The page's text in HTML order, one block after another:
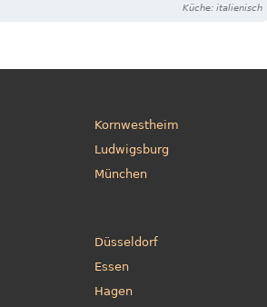
Küche: italienisch
Kornwestheim
Ludwigsburg
München
Düsseldorf
Essen
Hagen